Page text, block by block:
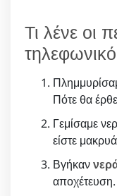
Τι λένε οι
Πότε θα
Γεμίσαμε
είστε
Βγήκαν
αποχέτευση.